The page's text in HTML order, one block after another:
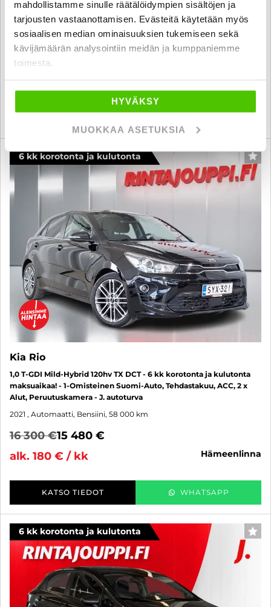
mahdollistamme sinulle räätälöidympien sisältöjen ja
tarjousten vastaanottamisen. Evästeitä käytetään myös
sosiaalisen median ominaisuuksien tukemiseen sekä
kävijämäärän analysointiin meidän ja kumppaniemme
toimesta.
HYVÄKSY
MUOKKAA ASETUKSIA
1,2 LX - 6 kk korotonta ja kulutonta maksuaikaa! - Suomi-Auto /
Ilmastointi / Vakkari - J. autoturva
2021 , Manuaali, Bensiini, 20 000 km
12 800 €
6 kk korotonta ja kulutonta
Kia Rio
1,0 T-GDI Mild-Hybrid 120hv TX DCT - 6 kk korotonta ja kulutonta
maksuaikaa! - 1-Omisteinen Suomi-Auto, Tehdastakuu, ACC, 2 x
Alut, Peruutuskamera - J. autoturva
2021 , Automaatti, Bensiini, 58 000 km
16 300 €15 480 €
alk. 180 € / kk
hämeenlinna
KATSO TIEDOT WHATSAPP
6 kk korotonta ja kulutonta